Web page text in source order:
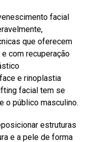
facial
que oferecem
com recuperação
e rinoplastia
facial tem se
o público masculino.
estruturas
e a pele de forma